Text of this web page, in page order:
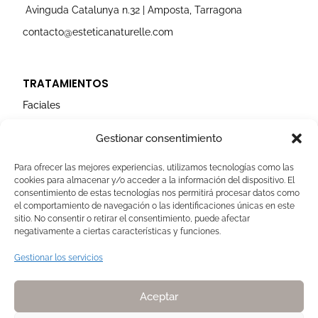
Gestionar consentimiento
Para ofrecer las mejores experiencias, utilizamos tecnologías como las
cookies para almacenar y/o acceder a la información del dispositivo. El
consentimiento de estas tecnologías nos permitirá procesar datos como
el comportamiento de navegación o las identificaciones únicas en este
sitio. No consentir o retirar el consentimiento, puede afectar
negativamente a ciertas características y funciones.
Gestionar los servicios
Aceptar
Avinguda Catalunya n.32 | Amposta, Tarragona
contacto@esteticanaturelle.com
TRATAMIENTOS
Faciales
AVISOS LEGALES
Aviso Legal
Politica de Cookies
Política de privacidad